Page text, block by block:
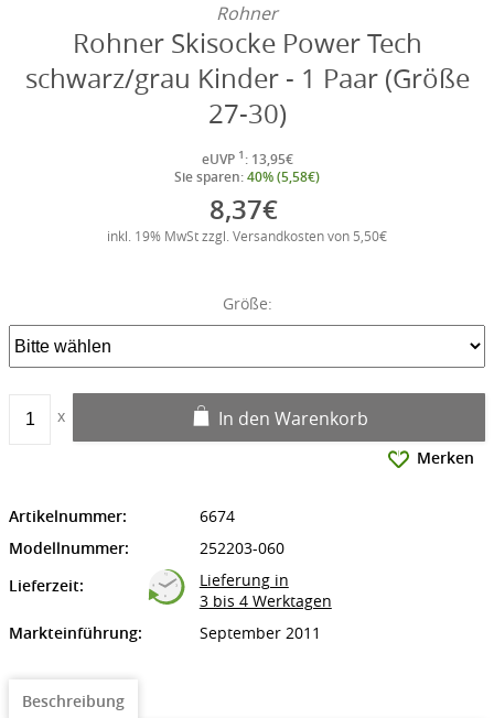
Rohner
Rohner Skisocke Power Tech
schwarz/grau Kinder - 1 Paar (Größe
27-30)
eUVP 1 : 13,95€
Sie sparen:40% (5,58€)
8,37€
inkl. 19% MwSt zzgl. Versandkosten von 5,50€
Größe:
In den Warenkorb
Merken
Artikelnummer:
6674
Modellnummer:
252203-060
Lieferzeit:
Lieferung in
3 bis 4 Werktagen
Markteinführung:
September 2011
Beschreibung